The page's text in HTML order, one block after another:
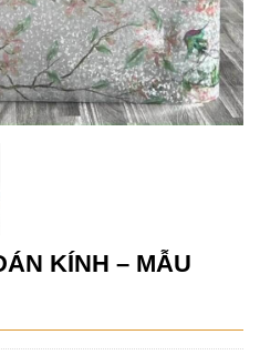
KÍNH – MẪU